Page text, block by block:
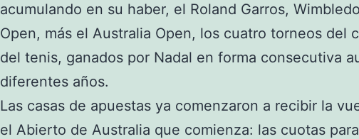
acumulando en su haber, el Roland Garros,
Open, más el Australia Open, los cuatro torneos del
del tenis, ganados por Nadal en forma consecutiva
diferentes años.
Las casas de apuestas ya comenzaron a recibir la
el Abierto de Australia que comienza: las cuotas